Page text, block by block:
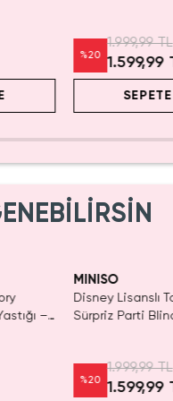
%20
1.999,99 TL
1.599,99
–
MINISO
Disney Lisanslı
Sürpriz Parti
%20
1.999,99 TL
1.599,99